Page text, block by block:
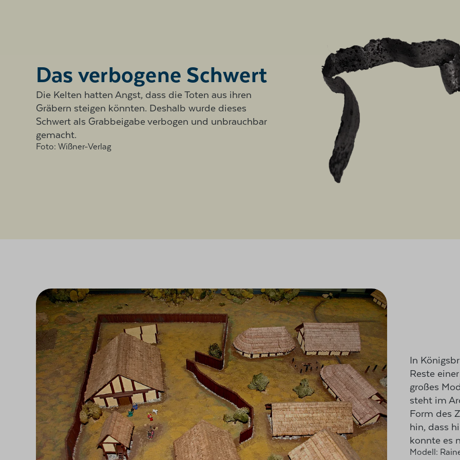
Das verbogene Schwert
Die Kelten hatten Angst, dass die Toten aus ihren
Gräbern steigen könnten. Deshalb wurde dieses
Schwert als Grabbeigabe verbogen und unbrauchbar
gemacht.
Foto: Wißner-Verlag
In
Reste
großes
steht im
Form des
hin, dass
konnte es
Modell: